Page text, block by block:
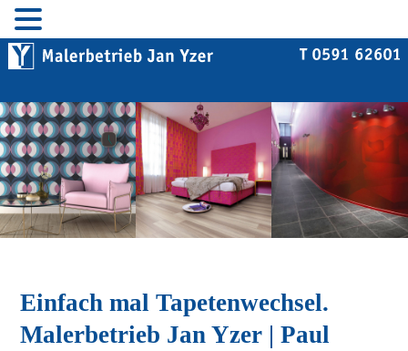
Einfach mal Tapetenwechsel.
Malerbetrieb Jan Yzer | Paul